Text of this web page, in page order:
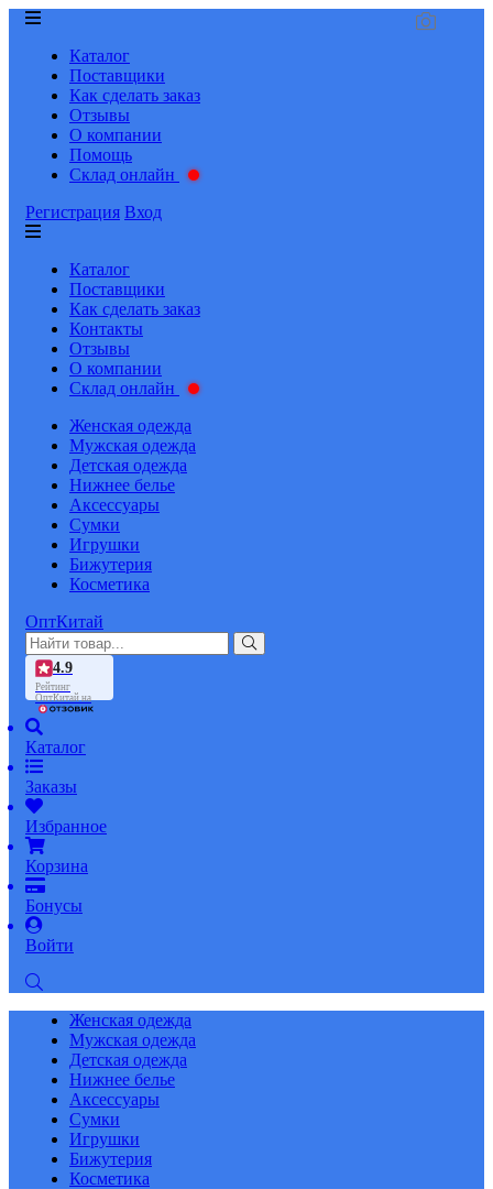
Каталог
Поставщики
Как сделать заказ
Отзывы
О компании
Помощь
Склад онлайн
Регистрация Вход
Каталог
Поставщики
Как сделать заказ
Контакты
Отзывы
О компании
Склад онлайн
Женская одежда
Мужская одежда
Детская одежда
Нижнее белье
Аксессуары
Сумки
Игрушки
Бижутерия
Косметика
ОптКитай
4.9
Рейтинг
ОптКитай на
Каталог
Заказы
Избранное
Корзина
Бонусы
Войти
Женская одежда
Мужская одежда
Детская одежда
Нижнее белье
Аксессуары
Сумки
Игрушки
Бижутерия
Косметика